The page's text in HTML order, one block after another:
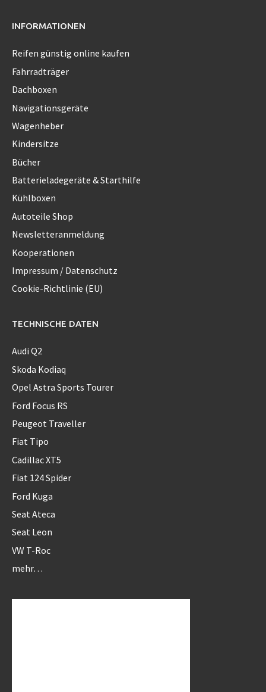
INFORMATIONEN
Reifen günstig online kaufen
Fahrradträger
Dachboxen
Navigationsgeräte
Wagenheber
Kindersitze
Bücher
Batterieladegeräte & Starthilfe
Kühlboxen
Autoteile Shop
Newsletteranmeldung
Kooperationen
Impressum / Datenschutz
Cookie-Richtlinie (EU)
TECHNISCHE DATEN
Audi Q2
Skoda Kodiaq
Opel Astra Sports Tourer
Ford Focus RS
Peugeot Traveller
Fiat Tipo
Cadillac XT5
Fiat 124 Spider
Ford Kuga
Seat Ateca
Seat Leon
VW T-Roc
mehr…